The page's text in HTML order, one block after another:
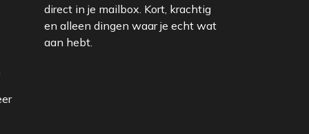
direct in je mailbox. Kort, krachtig
en alleen dingen waar je echt wat
aan hebt.